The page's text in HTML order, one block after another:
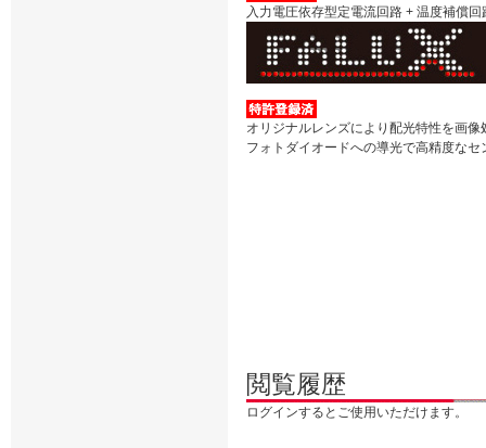
入力電圧依存型定電流回路 + 温度補償回
オリジナルレンズにより配光特性を画
フォトダイオードへの導光で高精度なセ
閲覧履歴
ログインするとご使用いただけます。